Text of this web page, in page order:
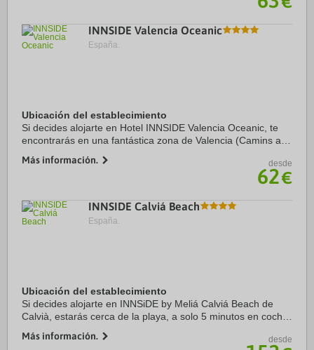
INNSIDE Valencia Oceanic
España.
Ubicación del establecimiento
Si decides alojarte en Hotel INNSIDE Valencia Oceanic, te
encontrarás en una fantástica zona de Valencia (Camins al
Ciudad de las Artes y las Ciencias y ...
Más información. desde
62€
INNSIDE Calviá Beach
España.
Ubicación del establecimiento
Si decides alojarte en INNSiDE by Meliá Calviá Beach de
Calvià, estarás cerca de la playa, a solo 5 minutos en coche
Western Water Park. Además, ...
Más información. desde